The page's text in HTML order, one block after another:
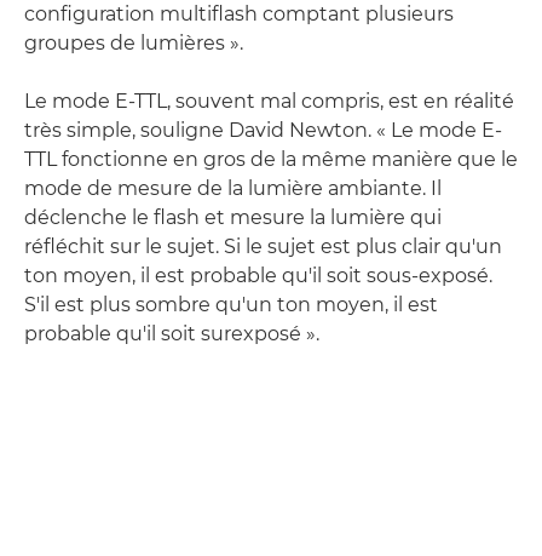
configuration multiflash comptant plusieurs
groupes de lumières ».
Le mode E-TTL, souvent mal compris, est en réalité
très simple, souligne David Newton. « Le mode E-
TTL fonctionne en gros de la même manière que le
mode de mesure de la lumière ambiante. Il
déclenche le flash et mesure la lumière qui
réfléchit sur le sujet. Si le sujet est plus clair qu'un
ton moyen, il est probable qu'il soit sous-exposé.
S'il est plus sombre qu'un ton moyen, il est
probable qu'il soit surexposé ».